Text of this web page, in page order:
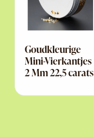
Goudkleurige
Mini-Vierkantjes
2 Mm 22,5 carats